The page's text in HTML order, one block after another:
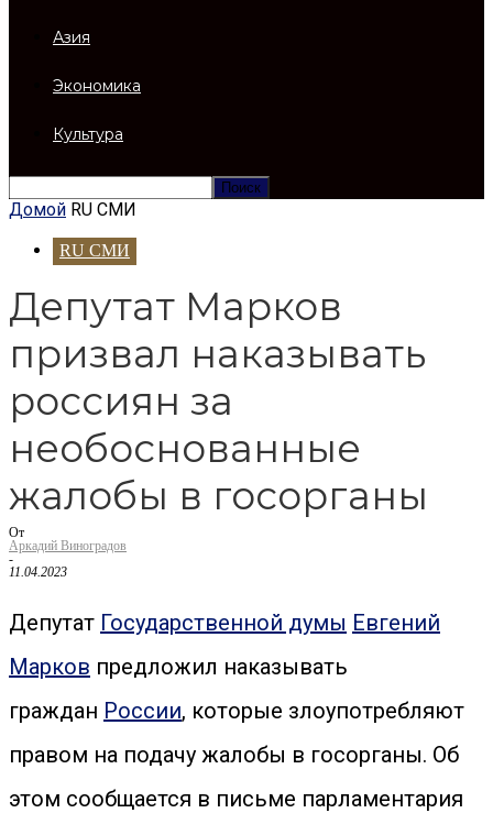
Азия
Экономика
Культура
Домой RU СМИ
RU СМИ
Депутат Марков
призвал наказывать
россиян за
необоснованные
жалобы в госорганы
От
Аркадий Виноградов
-
11.04.2023
Депутат Государственной думы Евгений
Марков предложил наказывать
граждан России, которые злоупотребляют
правом на подачу жалобы в госорганы. Об
этом сообщается в письме парламентария